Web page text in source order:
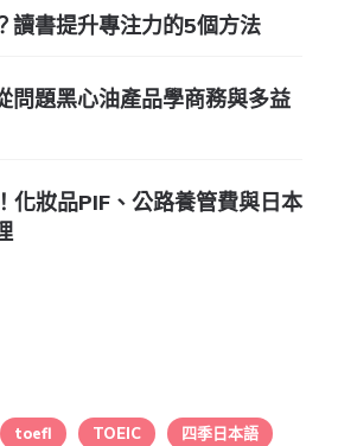
讀書提升專注力的5個方法
問題黑心油產品學商務與多益
化妝品PIF、公路養管費與日本
toefl TOEIC 四季日本語